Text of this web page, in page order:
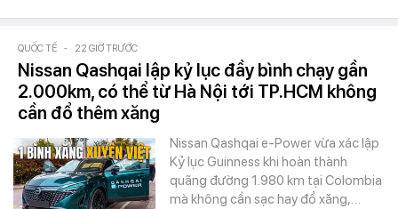
QUỐC TẾ - 22 GIỜ TRƯỚC
Nissan Qashqai lập kỷ lục đầy bình chạy gần
2.000km, có thể từ Hà Nội tới TP.HCM không
cần đổ thêm xăng
Nissan Qashqai e-Power vừa xác lập
Kỷ lục Guinness khi hoàn thành
quãng đường 1.980 km tại Colombia
mà không cần sạc hay đổ xăng,…